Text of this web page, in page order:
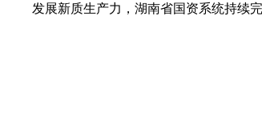
发展新质生产力，湖南省国资系统持续完